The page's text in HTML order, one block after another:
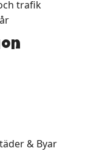
trafik
& Byar